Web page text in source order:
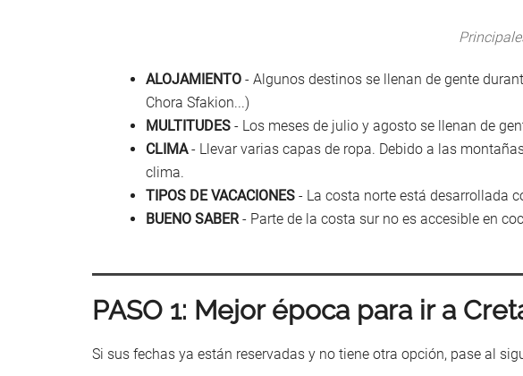
ALOJAMIENTO - Algunos destinos se llenan de gente
Chora Sfakion...)
MULTITUDES - Los meses de julio y agosto se llenan de
CLIMA- Llevar varias capas de ropa. Debido a las
clima.
TIPOS DE VACACIONES - La costa norte está desarrollada
BUENO SABER- Parte de la costa sur no es accesible en
PASO 1: Mejor época para ir a
Si sus fechas ya están reservadas y no tiene otra opción, pase al